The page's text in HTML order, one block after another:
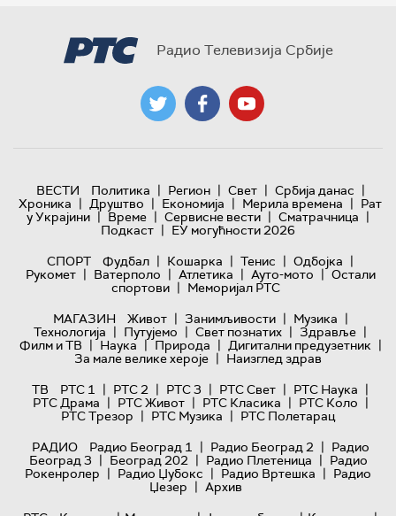
Радио Телевизија Србије
ВЕСТИ Политика | Регион | Свет | Србија данас |
Хроника | Друштво | Економија | Мерила времена | Рат
у Украјини | Време | Сервисне вести | Сматрачница |
Подкаст | ЕУ могућности 2026
СПОРТ
Фудбал | Кошарка | Тенис | Одбојка |
Рукомет | Ватерполо | Атлетика | Ауто-мото | Остали
спортови | Меморијал РТС
МАГАЗИН
Живот | Занимљивости | Музика |
Технологијa | Путујемо | Свет познатих | Здравље |
Филм и ТВ | Наука | Природа | Дигитални предузетник |
За мале велике хероје | Наизглед здрав
ТВ
РТС 1 | РТС 2 | РТС 3 | РТС Свет | РТС Наука |
РТС Драма | РТС Живот | РТС Класика | РТС Коло |
РТС Трезор | РТС Музика | РТС Полетарац
РАДИО
Радио Београд 1 | Радио Београд 2 | Радио
Београд 3 | Београд 202 | Радио Плетеница | Радио
Рокенролер | Радио Џубокс | Радио Вртешка | Радио
Џезер | Архив